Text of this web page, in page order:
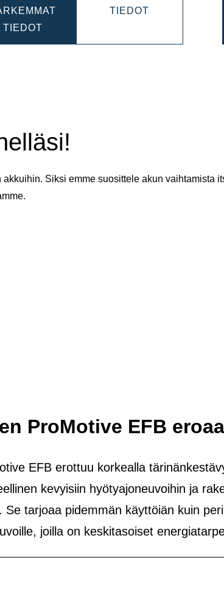
TIEDOTPROMOTIVE
EFB
TIEDOT
690500105
Siksi emme suosittele akun vaihtamista
ProMotive EFB
EFB erottuu korkealla
kevyisiin hyötyajoneuvoihin ja
Se tarjoaa pidemmän käyttöiän kuin
joilla on keskitasoiset